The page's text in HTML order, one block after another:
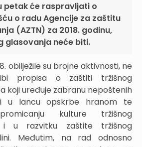
petak će raspravljati o
o radu Agencije za zaštitu
(AZTN) za 2018. godinu,
glasovanja neće biti.
obilježile su brojne aktivnosti, ne
propisa o zaštiti tržišnog
koji uređuje zabranu nepoštenih
u lancu opskrbe hranom te
kulture tržišnog
i u razvitku zaštite tržišnog
Međutim, na rad odnosno